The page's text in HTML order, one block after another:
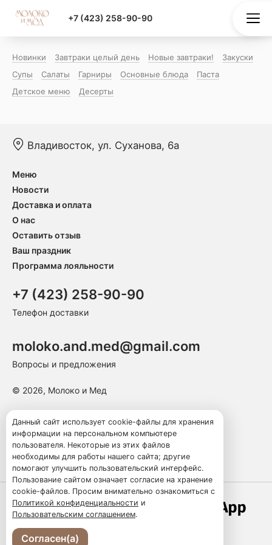
+7 (423) 258-90-90
Новинки Завтраки целый день Новые завтраки!
Закуски
Супы
Салаты Гарниры Основные блюда
Паста
Детское меню
Десерты
Владивосток, ул. Суханова, 6а
Меню
Новости
Доставка и оплата
О нас
Оставить отзыв
Ваш праздник
Программа лояльности
+7 (423) 258-90-90
Телефон доставки
moloko.and.med@gmail.com
Вопросы и предложения
© 2026, Молоко и Мед
Пользовательское соглашение
Политика конфиденциальности
Публичная оферта
Работает по технологии
Данный сайт использует cookie-файлы для хранения
информации на персональном компьютере
пользователя. Некоторые из этих файлов
необходимы для работы нашего сайта; другие
помогают улучшить пользовательский интерфейс.
Пользование сайтом означает согласие на хранение
cookie-файлов. Просим внимательно ознакомиться с
Политикой конфиденциальности и
Пользовательским соглашением.
Согласен(а)